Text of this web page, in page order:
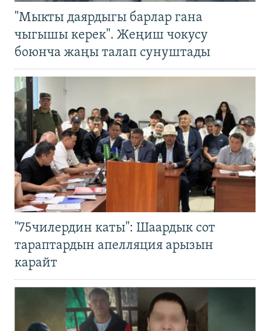
"Мыкты даярдыгы барлар гана
чыгышы керек". Жеңиш чокусу
боюнча жаңы талап сунуштады
"75чилердин каты": Шаардык сот
тараптардын апелляция арызын
карайт